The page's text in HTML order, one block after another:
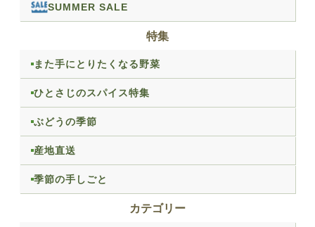
SUMMER SALE
特集
また手にとりたくなる野菜
ひとさじのスパイス特集
ぶどうの季節
産地直送
季節の手しごと
カテゴリー